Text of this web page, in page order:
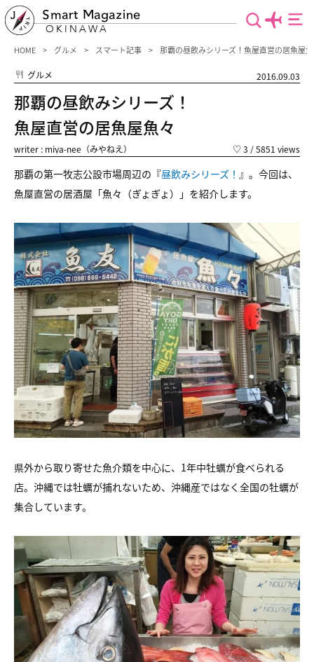
Smart Magazine
OKINAWA
HOME グルメ スマート記事 那覇の昼飲みシリーズ！魚屋直営の居魚屋
グルメ 2016.09.03
那覇の昼飲みシリーズ！
魚屋直営の居魚屋魚々
writer : miya-nee（みやねえ） ♡ 3 / 5851 views
那覇の第一牧志公設市場周辺の『昼飲みシリーズ！ 』。今回は、
魚屋直営の居酒屋「魚々（ぎょぎょ）」を紹介します。
県外から取り寄せた魚介類を中心に、1年中牡蠣が食べられる
店。沖縄では牡蠣が捕れないため、沖縄産ではなく全国の牡蠣が
集合しています。